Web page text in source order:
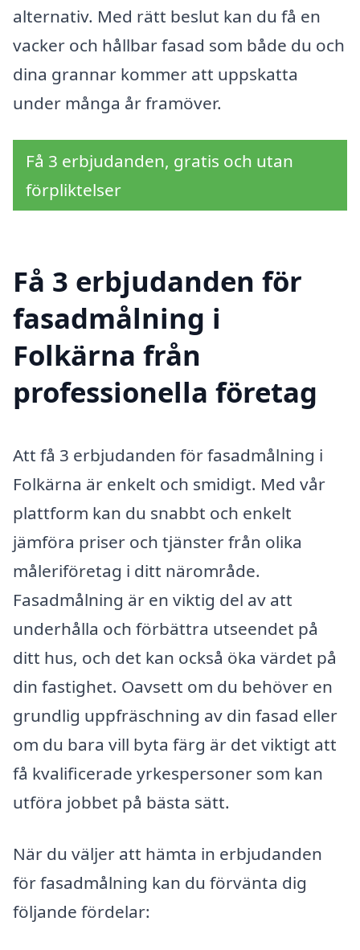
alternativ. Med rätt beslut kan du få en
vacker och hållbar fasad som både du och
dina grannar kommer att uppskatta
under många år framöver.
Få 3 erbjudanden, gratis och utan
förpliktelser
Få 3 erbjudanden för
fasadmålning i
Folkärna från
professionella företag
Att få 3 erbjudanden för fasadmålning i
Folkärna är enkelt och smidigt. Med vår
plattform kan du snabbt och enkelt
jämföra priser och tjänster från olika
måleriföretag i ditt närområde.
Fasadmålning är en viktig del av att
underhålla och förbättra utseendet på
ditt hus, och det kan också öka värdet på
din fastighet. Oavsett om du behöver en
grundlig uppfräschning av din fasad eller
om du bara vill byta färg är det viktigt att
få kvalificerade yrkespersoner som kan
utföra jobbet på bästa sätt.
När du väljer att hämta in erbjudanden
för fasadmålning kan du förvänta dig
följande fördelar: